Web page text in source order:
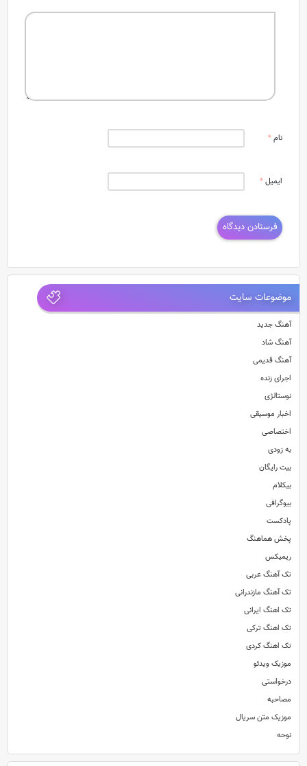
نام*
ایمیل*
موضوعات سایت
آهنگ جدید
آهنگ شاد
آهنگ قدیمی
اجرای زنده
نوستالژی
اخبار موسیقی
اختصاصی
به زودی
بیت رایگان
بیکلام
بیوگرافی
پادکست
پخش هماهنگ
ریمیکس
تک آهنگ عربی
تک آهنگ مازندرانی
تک اهنگ ایرانی
تک اهنگ ترکی
تک اهنگ کردی
موزیک ویدئو
درخواستی
مصاحبه
موزیک متن سریال
نوحه